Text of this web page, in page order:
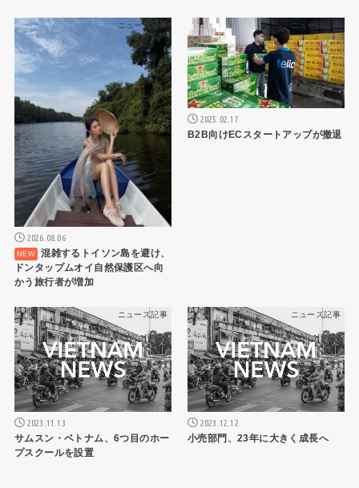
ニュース記事
2026.08.06
混雑するトイソン島を避け、
ドンタップムオイ自然保護区へ向
かう旅行者が増加
ニュース記事
2025.02.17
B2B向けECスタートアップが撤退
ニュース記事
2023.11.13
サムスン・ベトナム、6つ目のホー
プスクールを設置
ニュース記事
2023.12.12
小売部門、23年に大きく成長へ